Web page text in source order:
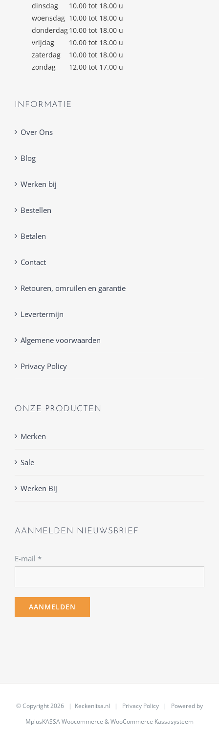
dinsdag
10.00 tot 18.00 u
woensdag 10.00 tot 18.00 u
donderdag10.00 tot 18.00 u
vrijdag
10.00 tot 18.00 u
zaterdag
10.00 tot 18.00 u
zondag
12.00 tot 17.00 u
INFORMATIE
Over Ons
Blog
Werken bij
Bestellen
Betalen
Contact
Retouren, omruilen en garantie
Levertermijn
Algemene voorwaarden
Privacy Policy
ONZE PRODUCTEN
Merken
Sale
Werken Bij
AANMELDEN NIEUWSBRIEF
E-mail *
© Copyright2026 | Keckenlisa.nl | Privacy Policy | Powered by
MplusKASSA Woocommerce &WooCommerce Kassasysteem